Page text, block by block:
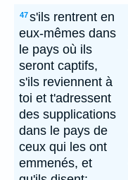
47s'ils rentrent en
eux-mêmes dans
le pays où ils
seront captifs,
s'ils reviennent à
toi et t'adressent
des supplications
dans le pays de
ceux qui les ont
emmenés, et